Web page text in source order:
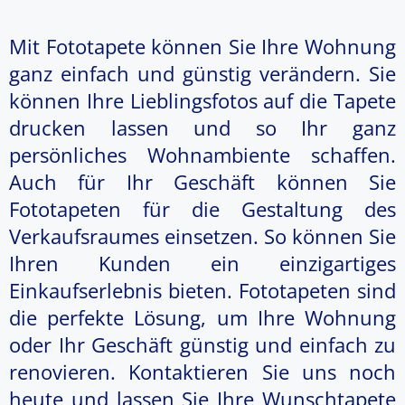
Mit Fototapete können Sie Ihre Wohnung
ganz einfach und günstig verändern. Sie
können Ihre Lieblingsfotos auf die Tapete
drucken lassen und so Ihr ganz
persönliches Wohnambiente schaffen.
Auch für Ihr Geschäft können Sie
Fototapeten für die Gestaltung des
Verkaufsraumes einsetzen. So können Sie
Ihren Kunden ein einzigartiges
Einkaufserlebnis bieten. Fototapeten sind
die perfekte Lösung, um Ihre Wohnung
oder Ihr Geschäft günstig und einfach zu
renovieren. Kontaktieren Sie uns noch
heute und lassen Sie Ihre Wunschtapete